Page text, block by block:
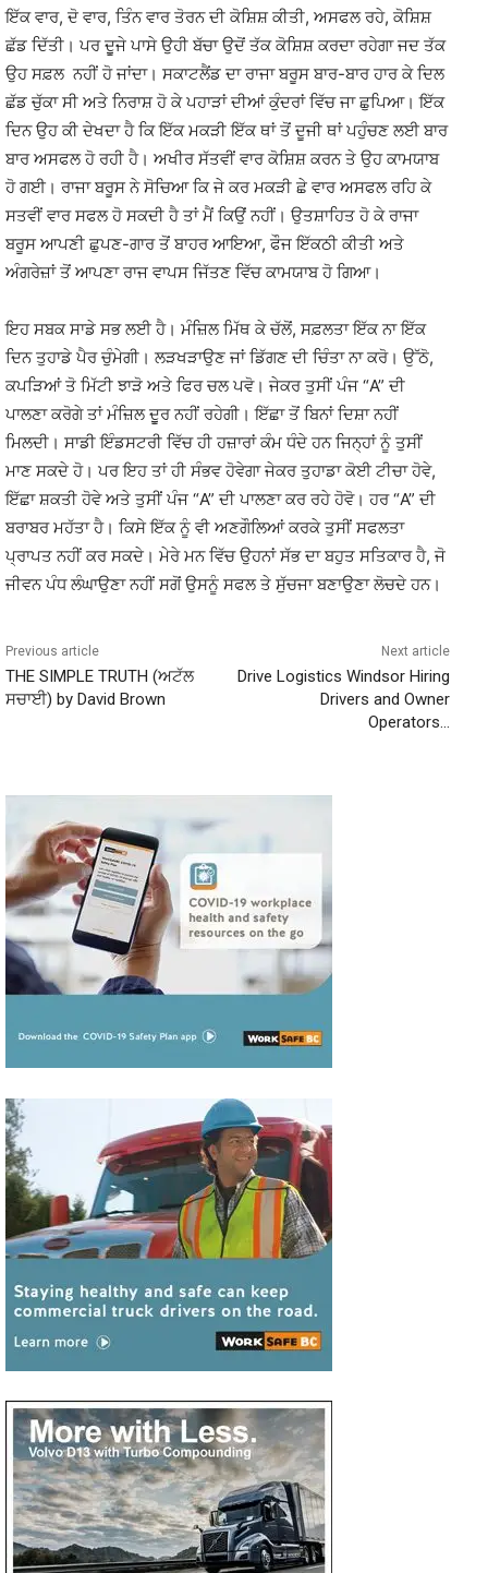
ਇੱਕ ਵਾਰ, ਦੋ ਵਾਰ, ਤਿੰਨ ਵਾਰ ਤੋਰਨ ਦੀ ਕੋਸ਼ਿਸ਼ ਕੀਤੀ, ਅਸਫਲ ਰਹੇ, ਕੋਸ਼ਿਸ਼
ਛੱਡ ਦਿੱਤੀ। ਪਰ ਦੁੂਜੇ ਪਾਸੇ ਉਹੀ ਬੱਚਾ ਉਦੋਂ ਤੱਕ ਕੋਸ਼ਿਸ਼ ਕਰਦਾ ਰਹੇਗਾ ਜਦ ਤੱਕ
ਉਹ ਸਫ਼ਲ ਨਹੀਂ ਹੋ ਜਾਂਦਾ। ਸਕਾਟਲੈਂਡ ਦਾ ਰਾਜਾ ਬਰੂਸ ਬਾਰ-ਬਾਰ ਹਾਰ ਕੇ ਦਿਲ
ਛੱਡ ਚੁੱਕਾ ਸੀ ਅਤੇ ਨਿਰਾਸ਼ ਹੋ ਕੇ ਪਹਾੜਾਂ ਦੀਆਂ ਕੁੰਦਰਾਂ ਵਿੱਚ ਜਾ ਛੁਪਿਆ। ਇੱਕ
ਦਿਨ ਉਹ ਕੀ ਦੇਖਦਾ ਹੈ ਕਿ ਇੱਕ ਮਕੜੀ ਇੱਕ ਥਾਂ ਤੋਂ ਦੂਜੀ ਥਾਂ ਪਹੁੰਚਣ ਲਈ ਬਾਰ
ਬਾਰ ਅਸਫਲ ਹੋ ਰਹੀ ਹੈ। ਅਖੀਰ ਸੱਤਵੀਂ ਵਾਰ ਕੋਸ਼ਿਸ਼ ਕਰਨ ਤੇ ਉਹ ਕਾਮਯਾਬ
ਹੋ ਗਈ। ਰਾਜਾ ਬਰੂਸ ਨੇ ਸੋਚਿਆ ਕਿ ਜੇ ਕਰ ਮਕੜੀ ਛੇ ਵਾਰ ਅਸਫਲ ਰਹਿ ਕੇ
ਸਤਵੀਂ ਵਾਰ ਸਫਲ ਹੋ ਸਕਦੀ ਹੈ ਤਾਂ ਮੈਂ ਕਿਉਂ ਨਹੀਂ। ਉਤਸ਼ਾਹਿਤ ਹੋ ਕੇ ਰਾਜਾ
ਬਰੂਸ ਆਪਣੀ ਛੁਪਣ-ਗਾਰ ਤੋਂ ਬਾਹਰ ਆਇਆ, ਫੌਜ ਇੱਕਠੀ ਕੀਤੀ ਅਤੇ
ਅੰਗਰੇਜ਼ਾਂ ਤੋਂ ਆਪਣਾ ਰਾਜ ਵਾਪਸ ਜਿੱਤਣ ਵਿੱਚ ਕਾਮਯਾਬ ਹੋ ਗਿਆ।
ਇਹ ਸਬਕ ਸਾਡੇ ਸਭ ਲਈ ਹੈ। ਮੰਜ਼ਿਲ ਮਿੱਥ ਕੇ ਚੱਲੋਂ, ਸਫ਼ਲਤਾ ਇੱਕ ਨਾ ਇੱਕ
ਦਿਨ ਤੁਹਾਡੇ ਪੈਰ ਚੁੰਮੇਗੀ। ਲੜਖੜਾਉਣ ਜਾਂ ਡਿੱਗਣ ਦੀ ਚਿੰਤਾ ਨਾ ਕਰੋ। ਉੱਠੋ,
ਕਪੜਿਆਂ ਤੋ ਮਿੱਟੀ ਝਾੜੋ ਅਤੇ ਫਿਰ ਚਲ ਪਵੋ। ਜੇਕਰ ਤੁਸੀਂ ਪੰਜ “A” ਦੀ
ਪਾਲਣਾ ਕਰੋਗੇ ਤਾਂ ਮੰਜ਼ਿਲ ਦੁੂਰ ਨਹੀਂ ਰਹੇਗੀ। ਇੱਛਾ ਤੋਂ ਬਿਨਾਂ ਦਿਸ਼ਾ ਨਹੀਂ
ਮਿਲਦੀ। ਸਾਡੀ ਇੰਡਸਟਰੀ ਵਿੱਚ ਹੀ ਹਜ਼ਾਰਾਂ ਕੰਮ ਧੰਦੇ ਹਨ ਜਿਨ੍ਹਾਂ ਨੂੰ ਤੁਸੀਂ
ਮਾਣ ਸਕਦੇ ਹੋ। ਪਰ ਇਹ ਤਾਂ ਹੀ ਸੰਭਵ ਹੋਵੇਗਾ ਜੇਕਰ ਤੁਹਾਡਾ ਕੋਈ ਟੀਚਾ ਹੋਵੇ,
ਇੱਛਾ ਸ਼ਕਤੀ ਹੋਵੇ ਅਤੇ ਤੁਸੀਂ ਪੰਜ “A” ਦੀ ਪਾਲਣਾ ਕਰ ਰਹੇ ਹੋਵੋ। ਹਰ “A” ਦੀ
ਬਰਾਬਰ ਮਹੱਤਾ ਹੈ। ਕਿਸੇ ਇੱਕ ਨੂੰ ਵੀ ਅਣਗੌਲਿਆਂ ਕਰਕੇ ਤੁਸੀਂ ਸਫਲਤਾ
ਪ੍ਰਾਪਤ ਨਹੀਂ ਕਰ ਸਕਦੇ। ਮੇਰੇ ਮਨ ਵਿੱਚ ਉਹਨਾਂ ਸੱਭ ਦਾ ਬਹੁਤ ਸਤਿਕਾਰ ਹੈ, ਜੋ
ਜੀਵਨ ਪੰਧ ਲੰਘਾਉਣਾ ਨਹੀਂ ਸਗੋਂ ਉਸਨੂੰ ਸਫਲ ਤੇ ਸੁੱਚਜਾ ਬਣਾਉਣਾ ਲੋਚਦੇ ਹਨ।
Previous article
THE SIMPLE TRUTH (ਅਟੱਲ
ਸਚਾਈ) by David Brown
Next article
Drive Logistics Windsor Hiring
Drivers and Owner
Operators…